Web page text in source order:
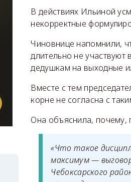
В действиях Ильиной
некорректные
Чиновнице напомнили,
длительно не
дедушкам на выходные
Вместе с тем
корне не согласна с
Она объяснила, почему,
«Что такое
максимум —
Чебоксарского